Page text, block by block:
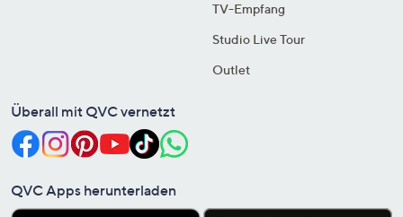
TV-Empfang
Studio Live Tour
Outlet
Überall mit QVC vernetzt
QVC Apps herunterladen